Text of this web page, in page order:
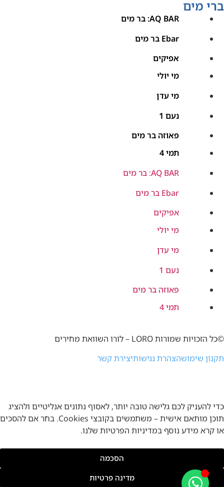
ברי מים
AQ BAR: בר מים
Ebar בר מים
אפיקים
מי יולי
מי עדן
נעם 1
פאוזה בר מים
תמי 4
AQ BAR: בר מים
Ebar בר מים
אפיקים
מי יולי
מי עדן
נעם 1
פאוזה בר מים
תמי 4
©כל הזכויות שמורות LORO – לורו השוואת מחירים
תקנון שימושהצהרת נגישותיצירת קשר
כדי להעניק לכם גלישה טובה יותר, לאסוף נתונים אנליטיים ולהציג
תוכן מותאם אישית – משתמשים בקובצי Cookies. בחר אם להסכים
או קרא מידע נוסף במדיניות הפרטיות שלנו.
הסכמה
מדינה פרטיות